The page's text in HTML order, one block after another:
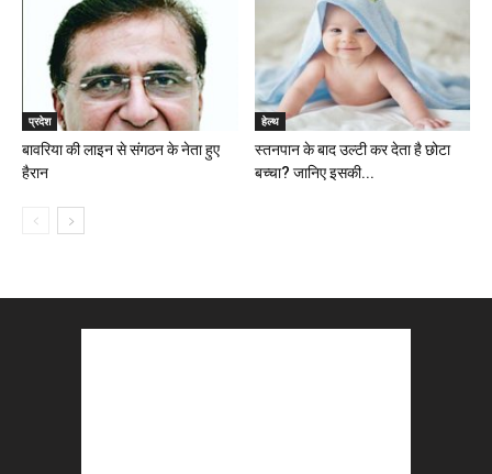
प्रदेश
बावरिया की लाइन से संगठन के नेता हुए
हैरान
हेल्थ
स्तनपान के बाद उल्टी कर देता है छोटा
बच्चा? जानिए इसकी...